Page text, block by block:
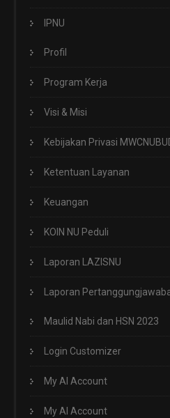
IPNU
Profil
Program Kerja
Visi & Misi
Kebijakan Privasi
Ketentuan Layanan
Keuangan
KOIN NU Peduli
Laporan LAZISNU
Laporan
Maulid Nabi dan HSN 2023
Login Customizer
My AI Account
My AI Account